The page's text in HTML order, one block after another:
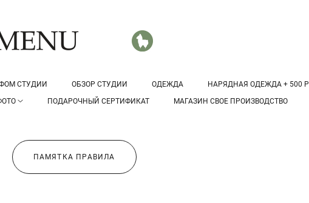
СТУДИИ ОБЗОР СТУДИИ ОДЕЖДА НАРЯДНАЯ ОДЕЖДА + 500 Р
ПОДАРОЧНЫЙ СЕРТИФИКАТ МАГАЗИН СВОЕ ПРОИЗВОДСТВО
ПАМЯТКА ПРАВИЛА